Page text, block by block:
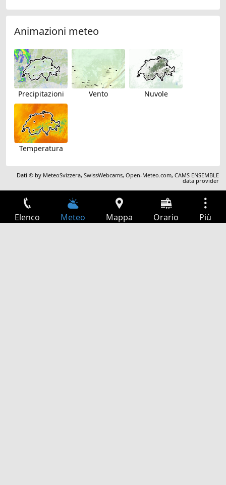
Animazioni meteo
Precipitazioni Vento Nuvole
Temperatura
Dati © by MeteoSvizzera,SwissWebcams,Open-Meteo.com,CAMS ENSEMBLE
data provider
Elenco Meteo Mappa Orario Più